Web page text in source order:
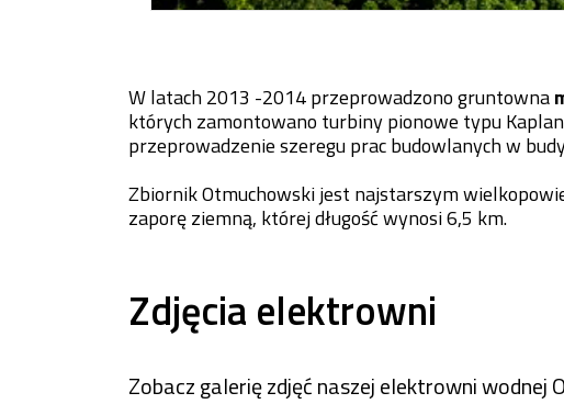
W latach 2013 -2014 przeprowadzono gruntowna
których zamontowano turbiny pionowe typu
przeprowadzenie szeregu prac budowlanych w
Zbiornik Otmuchowski jest najstarszym
zaporę ziemną, której długość wynosi 6,5 km.
Zdjęcia elektrowni
Zobacz galerię zdjęć naszej elektrowni wodnej